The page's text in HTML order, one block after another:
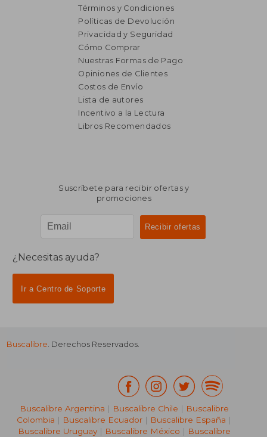
$ 20.364
$ 12.218
Términos y Condiciones
Políticas de Devolución
Privacidad y Seguridad
Cómo Comprar
Nuestras Formas de Pago
Opiniones de Clientes
Costos de Envío
Lista de autores
Incentivo a la Lectura
Libros Recomendados
Suscríbete para recibir ofertas y
promociones
¿Necesitas ayuda?
Ir a Centro de Soporte
Buscalibre. Derechos Reservados.
Buscalibre Argentina | Buscalibre Chile | Buscalibre
Colombia | Buscalibre Ecuador | Buscalibre España |
Buscalibre Uruguay| Buscalibre México | Buscalibre